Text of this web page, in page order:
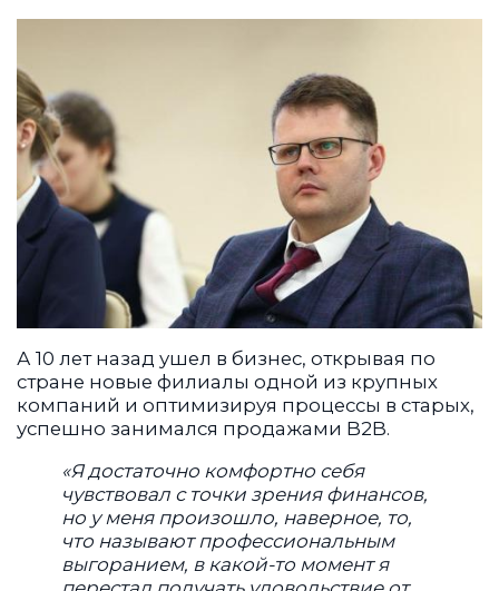
А 10 лет назад ушел в бизнес, открывая по
стране новые филиалы одной из крупных
компаний и оптимизируя процессы в старых,
успешно занимался продажами B2B.
«Я достаточно комфортно себя
чувствовал с точки зрения финансов,
но у меня произошло, наверное, то,
что называют профессиональным
выгоранием, в какой-то момент я